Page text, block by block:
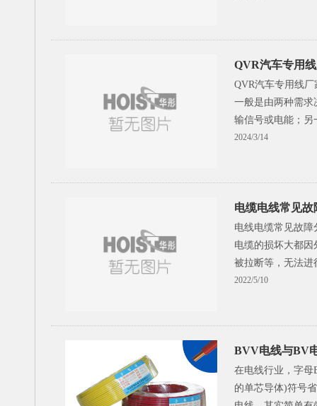
QVR汽车专用
QVR汽车专用线
一般是由两种需求
输信号或电能；
2024/3/14
电缆电线常见故
电线电缆常见故
电缆的损坏大都
被拉断等，无法
2022/5/10
BVV电线与BV
在电线行业，字母
的单芯导体)符号